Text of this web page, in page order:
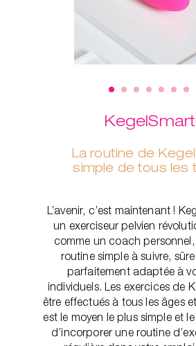
KegelSmart
La routine de
simple de tous les
L’avenir, c’est maintenant !
un exerciseur pelvien
comme un coach
routine simple à suivre,
parfaitement adaptée à
individuels. Les exercices de
être effectués à tous les âges
est le moyen le plus simple et
d’incorporer une routine